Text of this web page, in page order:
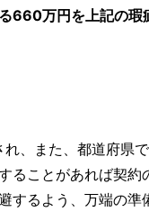
660万円を上記の
、また、都道府県
ることがあれば契約
るよう、万端の準